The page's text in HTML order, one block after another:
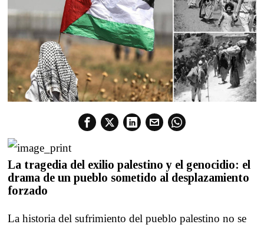
La tragedia del exilio palestino y el genocidio: el
drama de un pueblo sometido al desplazamiento
forzado
La historia del sufrimiento del pueblo palestino no se